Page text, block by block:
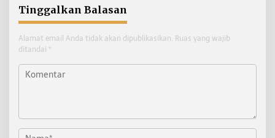
Tinggalkan Balasan
Alamat email Anda tidak akan dipublikasikan. Ruas yang wajib
ditandai *